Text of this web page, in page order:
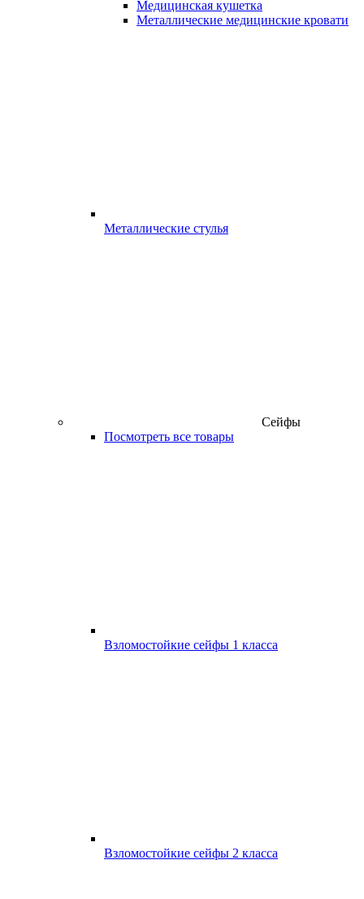
Медицинская кушетка
Металлические медицинские кровати
Металлические стулья
Сейфы
Посмотреть все товары
Взломостойкие сейфы 1 класса
Взломостойкие сейфы 2 класса